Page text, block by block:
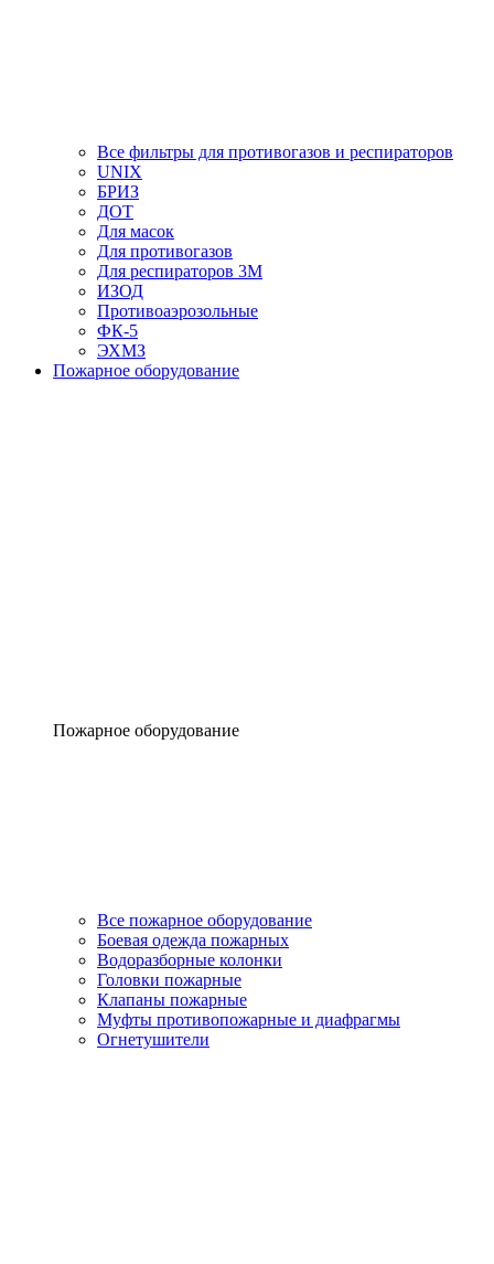
Все фильтры для противогазов и респираторов
UNIX
БРИЗ
ДОТ
Для масок
Для противогазов
Для респираторов 3М
ИЗОД
Противоаэрозольные
ФК-5
ЭХМЗ
Пожарное оборудование
Пожарное оборудование
Все пожарное оборудование
Боевая одежда пожарных
Водоразборные колонки
Головки пожарные
Клапаны пожарные
Муфты противопожарные и диафрагмы
Огнетушители